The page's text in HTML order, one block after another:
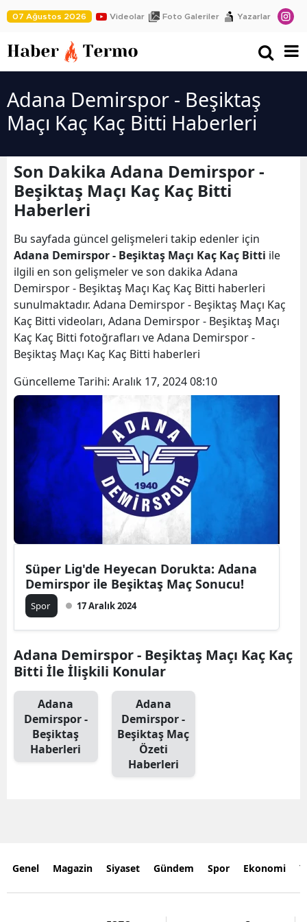
07 Ağustos 2026 Videolar Foto Galeriler Yazarlar
Adana Demirspor - Beşiktaş
Maçı Kaç Kaç Bitti Haberleri
Son Dakika Adana Demirspor -
Beşiktaş Maçı Kaç Kaç Bitti
Haberleri
Bu sayfada güncel gelişmeleri takip edenler için
Adana Demirspor - Beşiktaş Maçı Kaç Kaç Bitti ile
ilgili en son gelişmeler ve son dakika Adana
Demirspor - Beşiktaş Maçı Kaç Kaç Bitti haberleri
sunulmaktadır. Adana Demirspor - Beşiktaş Maçı Kaç
Kaç Bitti videoları, Adana Demirspor - Beşiktaş Maçı
Kaç Kaç Bitti fotoğrafları ve Adana Demirspor -
Beşiktaş Maçı Kaç Kaç Bitti haberleri
Güncelleme Tarihi: Aralık 17, 2024 08:10
Süper Lig'de Heyecan Dorukta: Adana
Demirspor ile Beşiktaş Maç Sonucu!
Spor 17 Aralık 2024
Adana Demirspor - Beşiktaş Maçı Kaç Kaç
Bitti İle İlişkili Konular
Adana
Demirspor -
Beşiktaş
Haberleri
Adana
Demirspor -
Beşiktaş Maç
Özeti
Haberleri
Genel Magazin Siyaset Gündem Spor Ekonomi